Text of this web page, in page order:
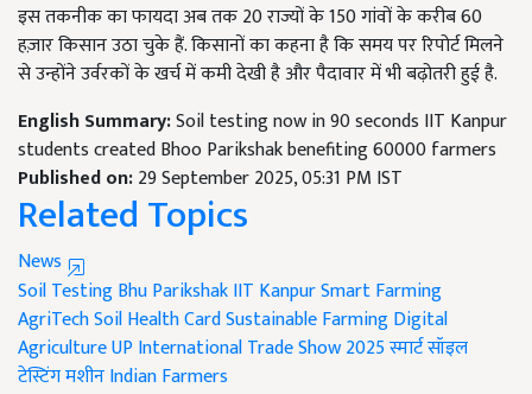
इस तकनीक का फायदा अब तक 20 राज्यों के 150 गांवों के करीब 60
हज़ार किसान उठा चुके हैं. किसानों का कहना है कि समय पर रिपोर्ट मिलने
से उन्होंने उर्वरकों के खर्च में कमी देखी है और पैदावार में भी बढ़ोतरी हुई है.
English Summary:Soil testing now in 90 seconds IIT Kanpur
students created Bhoo Parikshak benefiting 60000 farmers
Published on:29 September 2025, 05:31 PM IST
Related Topics
News
Soil TestingBhu ParikshakIIT KanpurSmart Farming
AgriTechSoil Health CardSustainable FarmingDigital
AgricultureUP International Trade Show 2025स्मार्ट सॉइल
टेस्टिंग मशीनIndian Farmers